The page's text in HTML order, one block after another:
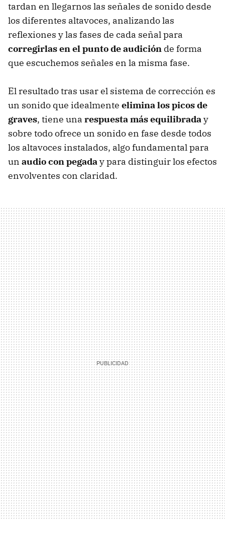
tardan en llegarnos las señales de sonido desde
los diferentes altavoces, analizando las
reflexiones y las fases de cada señal para
corregirlas en el punto de audición de forma
que escuchemos señales en la misma fase.
El resultado tras usar el sistema de corrección es
un sonido que idealmente elimina los picos de
graves, tiene una respuesta más equilibraday
sobre todo ofrece un sonido en fase desde todos
los altavoces instalados, algo fundamental para
un audio con pegaday para distinguir los efectos
envolventes con claridad.